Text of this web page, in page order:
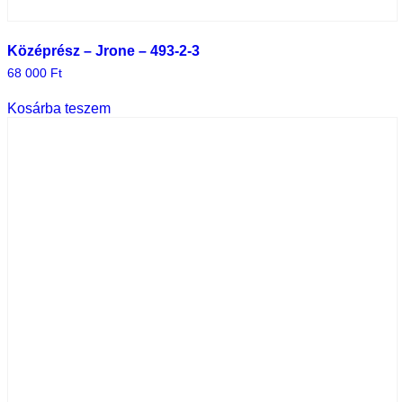
Középrész – Jrone – 493-2-3
68 000 Ft
Kosárba teszem